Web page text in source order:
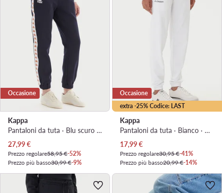
Occasione
Kappa
Pantaloni da tuta · Blu scuro · Regular Fit
Prezzo attuale
27,99€
Prezzo regolare58,95 €-52%
Prezzo più basso30,99 €-9%
extra -25% Codice: LAST
Occasione
Kappa
Pantaloni da tuta · Bianco · Regular Fit
Prezzo attuale
17,99€
Prezzo regolare30,95 €-41%
Prezzo più basso20,99 €-14%